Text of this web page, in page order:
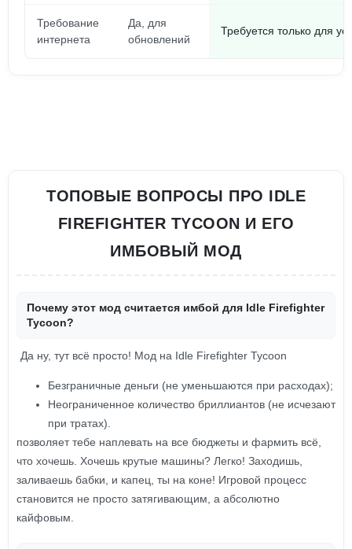
Требование
интернета
Да, для
обновлений
Требуется только для
ТОПОВЫЕ ВОПРОСЫ ПРО IDLE
FIREFIGHTER TYCOON И ЕГО
ИМБОВЫЙ МОД
Почему этот мод считается имбой для Idle Firefighter
Tycoon?
Да ну, тут всё просто! Мод на Idle Firefighter Tycoon
Безграничные деньги (не уменьшаются при расходах);
Неограниченное количество бриллиантов (не исчезают
при тратах).
позволяет тебе наплевать на все бюджеты и фармить всё,
что хочешь. Хочешь крутые машины? Легко! Заходишь,
заливаешь бабки, и капец, ты на коне! Игровой процесс
становится не просто затягивающим, а абсолютно
кайфовым.